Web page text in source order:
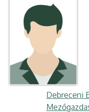
Debreceni